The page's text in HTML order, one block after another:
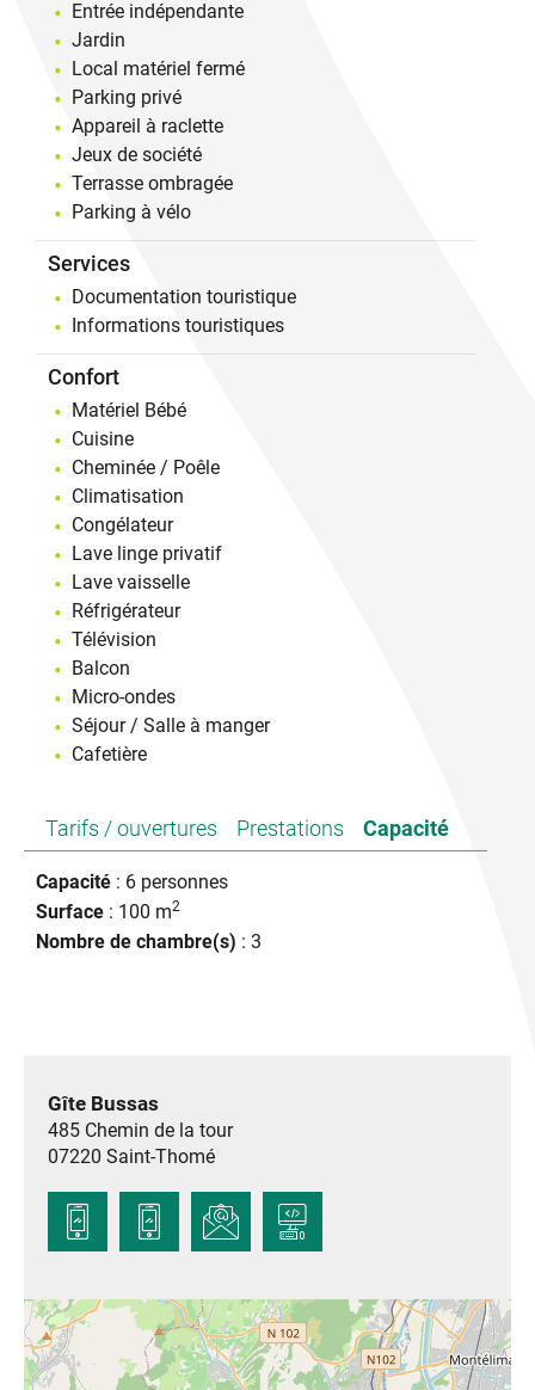
Entrée indépendante
Jardin
Local matériel fermé
Parking privé
Appareil à raclette
Jeux de société
Terrasse ombragée
Parking à vélo
Services
Documentation touristique
Informations touristiques
Confort
Matériel Bébé
Cuisine
Cheminée / Poêle
Climatisation
Congélateur
Lave linge privatif
Lave vaisselle
Réfrigérateur
Télévision
Balcon
Micro-ondes
Séjour / Salle à manger
Cafetière
Tarifs / ouvertures Prestations Capacité
Capacité : 6 personnes
Surface : 100 m2
Nombre de chambre(s) : 3
Gîte Bussas
485 Chemin de la tour
07220 Saint-Thomé